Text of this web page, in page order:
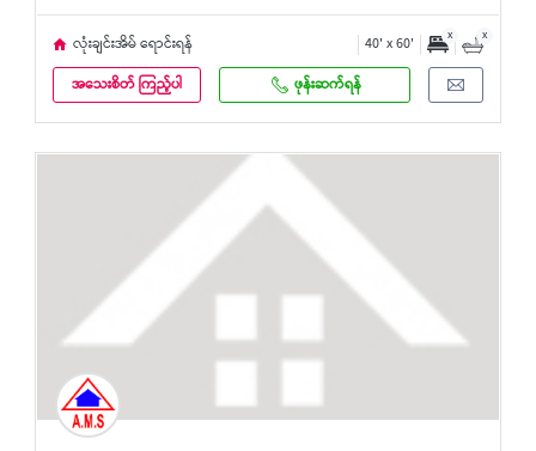
လုံးချင်းအိမ် ရောင်းရန် 40' x 60' x x
အသေးစိတ် ကြည့်ပါ ဖုန်းဆက်ရန်